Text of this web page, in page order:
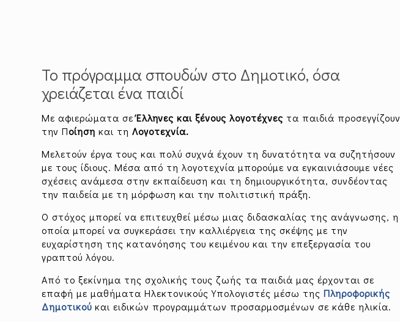
Το πρόγραμμα σπουδών στο Δημοτικό, όσα
χρειάζεται ένα παιδί
Με αφιερώματα σεΈλληνες και ξένους λογοτέχνες τα παιδιά προσεγγίζουν
την Ποίησηκαι τη Λογοτεχνία.
Μελετούν έργα τους και πολύ συχνά έχουν τη δυνατότητα να συζητήσουν
με τους ίδιους. Μέσα από τη λογοτεχνία μπορούμε να εγκαινιάσουμε νέες
σχέσεις ανάμεσα στην εκπαίδευση και τη δημιουργικότητα, συνδέοντας
την παιδεία με τη μόρφωση και την πολιτιστική πράξη.
Ο στόχος μπορεί να επιτευχθεί μέσω μιας διδασκαλίας της ανάγνωσης, η
οποία μπορεί να συγκεράσει την καλλιέργεια της σκέψης με την
ευχαρίστηση της κατανόησης του κειμένου και την επεξεργασία του
γραπτού λόγου.
Από το ξεκίνημα της σχολικής τους ζωής τα παιδιά μας έρχονται σε
επαφή με μαθήματα Ηλεκτονικούς Υπολογιστές μέσω τηςΠληροφορικής
Δημοτικού και ειδικών προγραμμάτων προσαρμοσμένων σε κάθε ηλικία.